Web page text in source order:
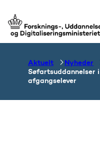
Gå til forsiden
Aktuelt
Nyheder
Søfartsuddannelser
afgangselever